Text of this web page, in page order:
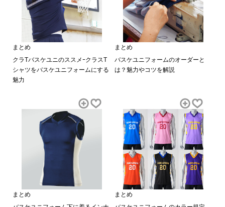
まとめ
クラTバスケユニのススメｰクラスT
シャツをバスケユニフォームにする
魅力
まとめ
バスケユニフォームのオーダーと
は？魅力やコツを解説
まとめ
まとめ